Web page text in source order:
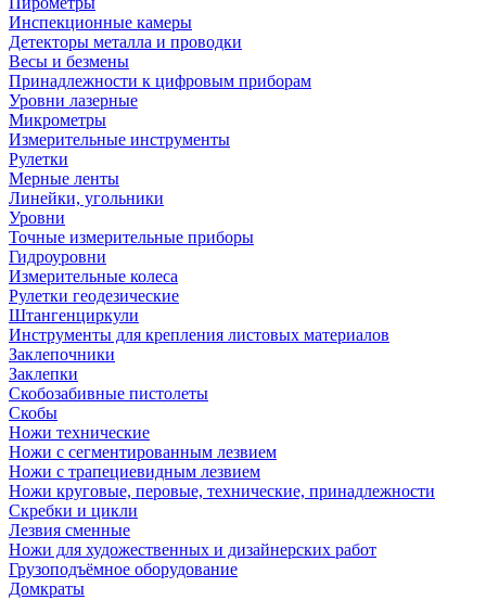
Инспекционные камеры
Детекторы металла и проводки
Весы и безмены
Принадлежности к цифровым приборам
Уровни лазерные
Микрометры
Измерительные инструменты
Рулетки
Мерные ленты
Линейки, угольники
Уровни
Точные измерительные приборы
Гидроуровни
Измерительные колеса
Рулетки геодезические
Штангенциркули
Инструменты для крепления листовых материалов
Заклепочники
Заклепки
Скобозабивные пистолеты
Скобы
Ножи технические
Ножи с сегментированным лезвием
Ножи с трапециевидным лезвием
Ножи круговые, перовые, технические, принадлежности
Скребки и цикли
Лезвия сменные
Ножи для художественных и дизайнерских работ
Грузоподъёмное оборудование
Домкраты